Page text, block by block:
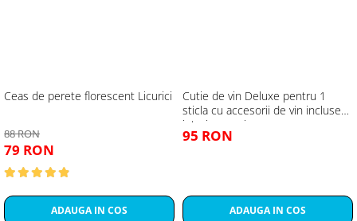
Ceas de perete florescent Licurici
88 RON
79 RON
ADAUGA IN COS
Cutie de vin Deluxe pentru 1
sticla cu accesorii de vin incluse
interior oranj
95 RON
ADAUGA IN COS